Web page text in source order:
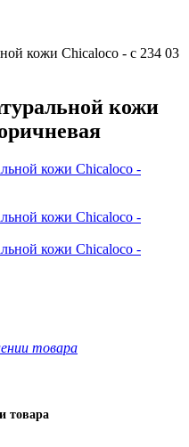
кожи Chicaloco - c 234 03
кожи
товара
товара